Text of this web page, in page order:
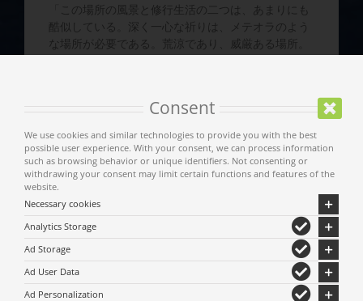
「この場所の風景と修行生活の二つは、あまりにも
酷似している。深く一心な祈りは、メテオラのよう
な場所が必要である。荒涼であり、威厳ある場所。
荒削りの石と広大な大空が必要だ。無限の大空
メテオラの命名は、「平面石」と呼ばれる場所に初
めて到達した、メテオラのメタモルフォセオス修道
院の創建者であった克肖者司祭アサナシオス ( 1343
年～1344年)の発想に由来する。その後、奇岩が点
在するこの場所は、その意味の通り「高い」「空中
に浮かぶ」の語源を基に、一般的にメテオラと呼ば
れるようになった。克肖者アサナシオスの自伝の中
には、この場所を「石造りの聖地」と表す言葉がう
かがわれる。
Consent
We use cookies and similar technologies to provide you with the best
possible user experience. With your consent, we can process information
such as browsing behavior or unique identifiers. Not consenting or
withdrawing your consent may limit certain functions and features of the
website.
Necessary cookies
Analytics Storage
Ad Storage
Ad User Data
Ad Personalization